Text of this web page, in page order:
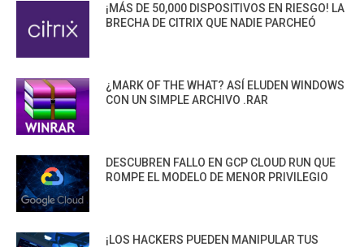
¡MÁS DE 50,000 DISPOSITIVOS EN RIESGO! LA
BRECHA DE CITRIX QUE NADIE PARCHEÓ
¿MARK OF THE WHAT? ASÍ ELUDEN WINDOWS
CON UN SIMPLE ARCHIVO .RAR
DESCUBREN FALLO EN GCP CLOUD RUN QUE
ROMPE EL MODELO DE MENOR PRIVILEGIO
¡LOS HACKERS PUEDEN MANIPULAR TUS